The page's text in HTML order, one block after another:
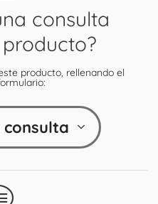
consulta
producto, rellenando el
consulta